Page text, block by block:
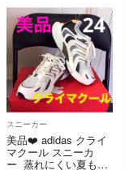
スニーカー
美品❤️ adidas クライ
マクール スニーカ
ー 蒸れにくい夏もO